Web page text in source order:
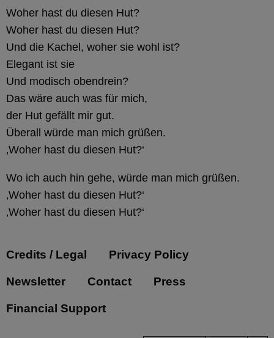
Woher hast du diesen Hut?
Woher hast du diesen Hut?
Und die Kachel, woher sie wohl ist?
Elegant ist sie
Und modisch obendrein?
Das wäre auch was für mich,
der Hut gefällt mir gut.
Überall würde man mich grüßen.
‚Woher hast du diesen Hut?‘
Wo ich auch hin gehe, würde man mich grüßen.
‚Woher hast du diesen Hut?‘
‚Woher hast du diesen Hut?‘
Credits / Legal Privacy Policy
Newsletter Contact Press
Financial Support